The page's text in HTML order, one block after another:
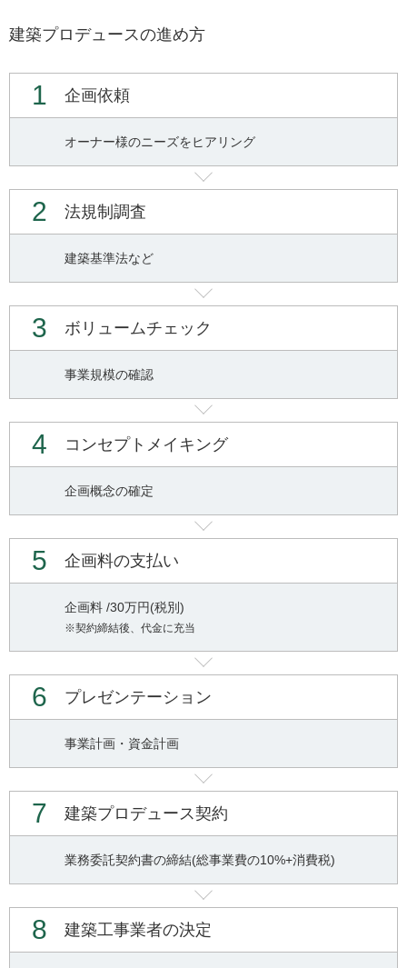
建築プロデュースの進め方
1 企画依頼
オーナー様のニーズをヒアリング
2 法規制調査
建築基準法など
3 ボリュームチェック
事業規模の確認
4 コンセプトメイキング
企画概念の確定
5 企画料の支払い
企画料 /30万円(税別)
※契約締結後、代金に充当
6 プレゼンテーション
事業計画・資金計画
7 建築プロデュース契約
業務委託契約書の締結(総事業費の10%+消費税)
8 建築工事業者の決定